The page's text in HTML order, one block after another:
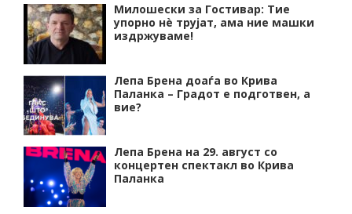
Милошески за Гостивар: Тие
упорно нѐ трујат, ама ние машки
издржуваме!
Лепа Брена доаѓа во Крива
Паланка – Градот е подготвен, а
вие?
Лепа Брена на 29. август со
концертен спектакл во Крива
Паланка